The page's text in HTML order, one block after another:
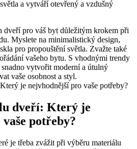
‌a vytváří‌ otevřený a vzdušný
dveří pro váš byt důležitým krokem při
Myslete na minimalistický design,​
pro ​propouštění ⁢světla. Zvažte také⁤
vašeho bytu. S vhodnými ⁤trendy
vytvořit​ moderní a útulný⁣
vaše osobnost‌ a styl.
dveří: Který je​
potřeby?
je třeba zvážit při výběru materiálu